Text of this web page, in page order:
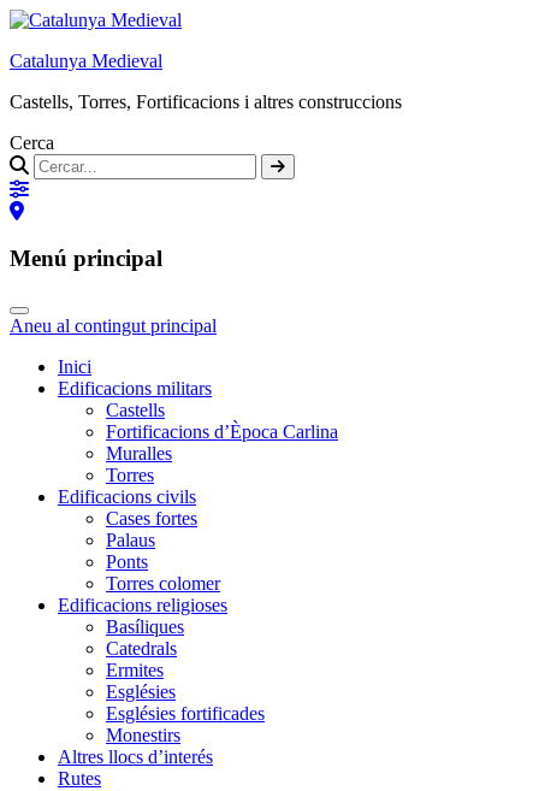
Catalunya Medieval
Castells, Torres, Fortificacions i altres construccions
Cerca
Menú principal
Aneu al contingut principal
Inici
Edificacions militars
Castells
Fortificacions d’Època Carlina
Muralles
Torres
Edificacions civils
Cases fortes
Palaus
Ponts
Torres colomer
Edificacions religioses
Basíliques
Catedrals
Ermites
Esglésies
Esglésies fortificades
Monestirs
Altres llocs d’interés
Rutes